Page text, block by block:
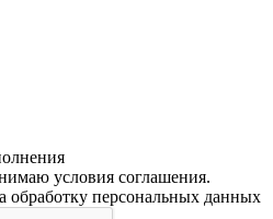
условия соглашения.
обработку персональных данных